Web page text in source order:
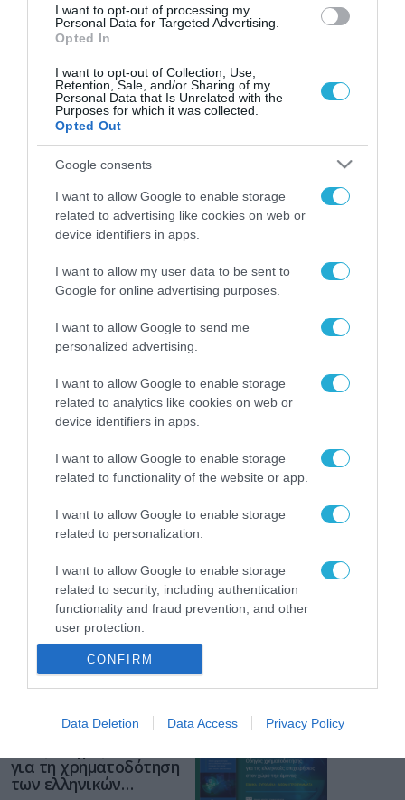
I want to opt-out of processing my
Personal Data for Targeted Advertising.
Opted In
I want to opt-out of Collection, Use,
Retention, Sale, and/or Sharing of my
Personal Data that Is Unrelated with the
Purposes for which it was collected.
Opted Out
Google consents
I want to allow Google to enable storage
related to advertising like cookies on web or
device identifiers in apps.
I want to allow my user data to be sent to
Google for online advertising purposes.
I want to allow Google to send me
personalized advertising.
I want to allow Google to enable storage
related to analytics like cookies on web or
device identifiers in apps.
I want to allow Google to enable storage
related to functionality of the website or app.
I want to allow Google to enable storage
related to personalization.
I want to allow Google to enable storage
related to security, including authentication
functionality and fraud prevention, and other
user protection.
CONFIRM
Data Deletion Data Access Privacy Policy
ΡΟΗ ΕΙΔΗΣΕΩΝ
από την ΕΕ έργο “The
Gaming Police”
των παιδιών στο
διαδίκτυο
ΑΑΔΕ: Διευκρινίσεις
για τα πρόστιμα σε
παραβάσεις που
αφορούν τους ΦΗΜ
31.07.2026
Σ. Καλαφάτης: «Η
Τεχνητή Νοημοσύνη
δεν είναι απλώς μια
μια νέα βιομηχανική
επανάσταση»
για τη χρηματοδότηση
των ελληνικών